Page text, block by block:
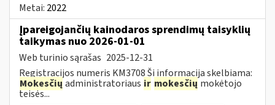
Metai: 2022
Įpareigojančių kainodaros sprendimų taisyklių
taikymas nuo 2026-01-01
Web turinio sąrašas 2025-12-31
Registracijos numeris KM3708 Ši informacija skelbiama:
Mokesčių administratoriaus ir mokesčių mokėtojo
teisės...